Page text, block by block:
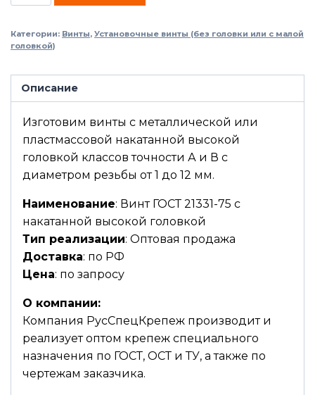
Категории: Винты, Установочные винты (без головки или с малой
головкой)
Описание
Изготовим винты с металлической или
пластмассовой накатанной высокой
головкой классов точности А и В с
диаметром резьбы от 1 до 12 мм.
Наименование: Винт ГОСТ 21331-75 с
накатанной высокой головкой
Тип реализации: Оптовая продажа
Доставка: по РФ
Цена: по запросу
О компании:
Компания РусСпецКрепеж производит и
реализует оптом крепеж специального
назначения по ГОСТ, ОСТ и ТУ, а также по
чертежам заказчика.